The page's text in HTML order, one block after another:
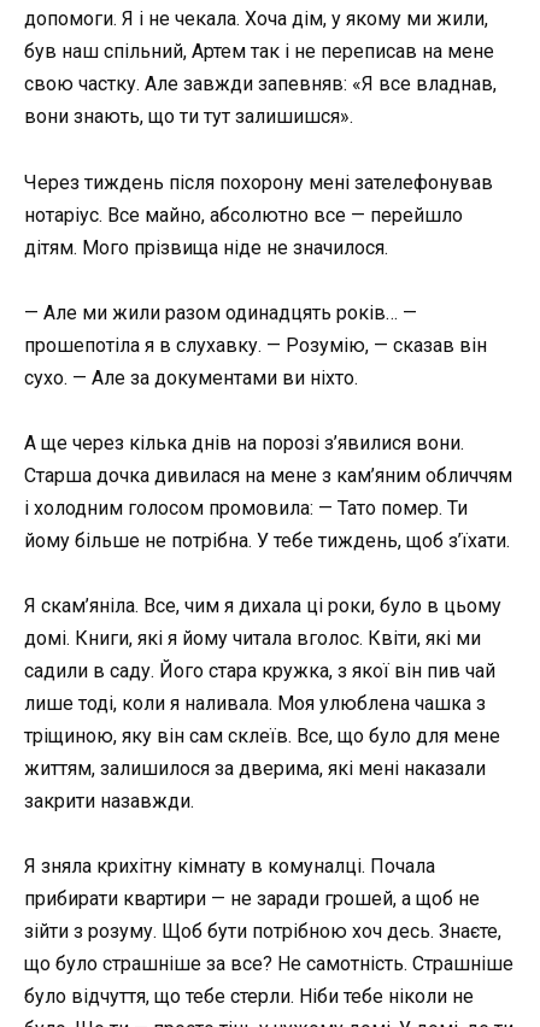
допомоги. Я і не чекала. Хоча дім, у якому ми жили,
був наш спільний, Артем так і не переписав на мене
свою частку. Але завжди запевняв: «Я все владнав,
вони знають, що ти тут залишишся».
Через тиждень після похорону мені зателефонував
нотаріус. Все майно, абсолютно все — перейшло
дітям. Мого прізвища ніде не значилося.
— Але ми жили разом одинадцять років… —
прошепотіла я в слухавку. — Розумію, — сказав він
сухо. — Але за документами ви ніхто.
А ще через кілька днів на порозі з’явилися вони.
Старша дочка дивилася на мене з кам’яним обличчям
і холодним голосом промовила: — Тато помер. Ти
йому більше не потрібна. У тебе тиждень, щоб з’їхати.
Я скам’яніла. Все, чим я дихала ці роки, було в цьому
домі. Книги, які я йому читала вголос. Квіти, які ми
садили в саду. Його стара кружка, з якої він пив чай
лише тоді, коли я наливала. Моя улюблена чашка з
тріщиною, яку він сам склеїв. Все, що було для мене
життям, залишилося за дверима, які мені наказали
закрити назавжди.
Я зняла крихітну кімнату в комуналці. Почала
прибирати квартири — не заради грошей, а щоб не
зійти з розуму. Щоб бути потрібною хоч десь. Знаєте,
що було страшніше за все? Не самотність. Страшніше
було відчуття, що тебе стерли. Ніби тебе ніколи не